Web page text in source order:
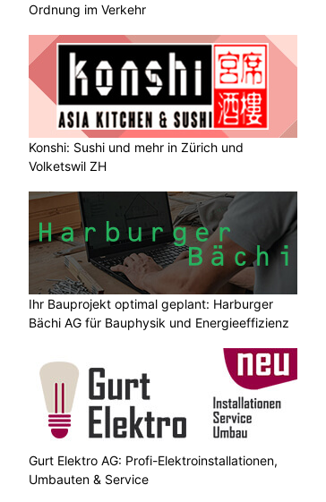
Ordnung im Verkehr
Konshi: Sushi und mehr in Zürich und
Volketswil ZH
Ihr Bauprojekt optimal geplant: Harburger
Bächi AG für Bauphysik und Energieeffizienz
Gurt Elektro AG: Profi-Elektroinstallationen,
Umbauten & Service